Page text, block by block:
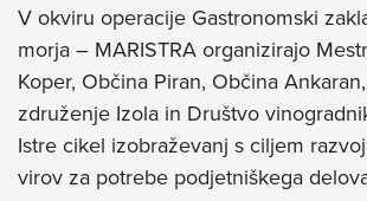
V okviru operacije Gastronomski
morja – MARISTRA organizirajo
Koper, Občina Piran, Občina
združenje Izola in Društvo
Istre cikel izobraževanj s ciljem
virov za potrebe podjetniškega